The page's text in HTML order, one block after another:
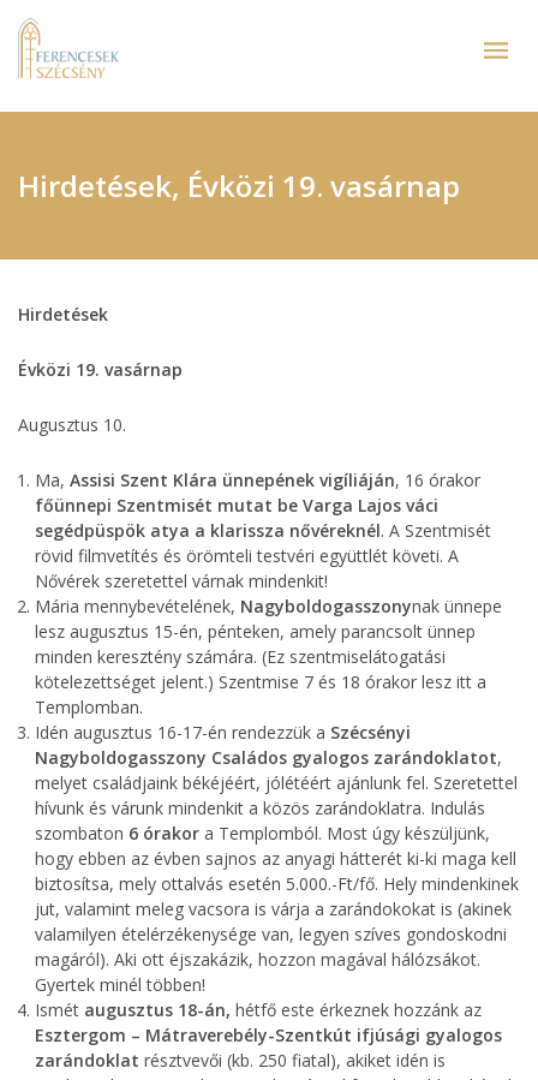
Hirdetések, Évközi 19. vasárnap
Hirdetések
Évközi 19. vasárnap
Augusztus 10.
Ma, Assisi Szent Klára ünnepének vigíliáján, 16 órakor
főünnepi Szentmisét mutat be Varga Lajos váci
segédpüspök atya a klarissza nővéreknél. A Szentmisét
rövid filmvetítés és örömteli testvéri együttlét követi. A
Nővérek szeretettel várnak mindenkit!
Mária mennybevételének, Nagyboldogasszonynak ünnepe
lesz augusztus 15-én, pénteken, amely parancsolt ünnep
minden keresztény számára. (Ez szentmiselátogatási
kötelezettséget jelent.) Szentmise 7 és 18 órakor lesz itt a
Templomban.
Idén augusztus 16-17-én rendezzük a Szécsényi
Nagyboldogasszony Családos gyalogos zarándoklatot,
melyet családjaink békéjéért, jólétéért ajánlunk fel. Szeretettel
hívunk és várunk mindenkit a közös zarándoklatra. Indulás
szombaton 6 órakor a Templomból. Most úgy készüljünk,
hogy ebben az évben sajnos az anyagi hátterét ki-ki maga kell
biztosítsa, mely ottalvás esetén 5.000.-Ft/fő. Hely mindenkinek
jut, valamint meleg vacsora is várja a zarándokokat is (akinek
valamilyen ételérzékenysége van, legyen szíves gondoskodni
magáról). Aki ott éjszakázik, hozzon magával hálózsákot.
Gyertek minél többen!
Ismét augusztus 18-án, hétfő este érkeznek hozzánk az
Esztergom – Mátraverebély-Szentkút ifjúsági gyalogos
zarándoklat résztvevői (kb. 250 fiatal), akiket idén is